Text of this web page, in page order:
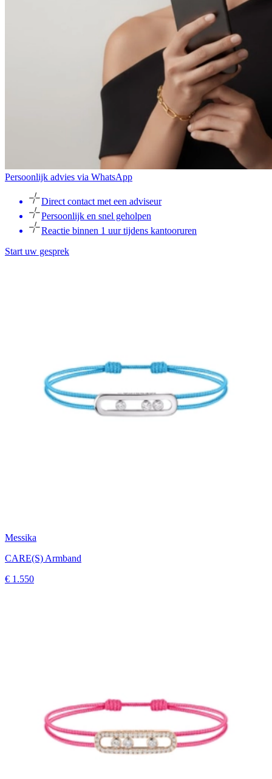
Persoonlijk advies via WhatsApp
Direct contact met een adviseur
Persoonlijk en snel geholpen
Reactie binnen 1 uur tijdens kantooruren
Start uw gesprek
Messika
CARE(S) Armband
€ 1.550